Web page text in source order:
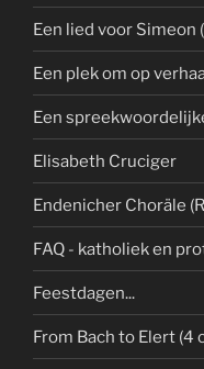
Een lied voor Simeon
Een plek om op
Een
Elisabeth Cruciger
Endenicher Choräle
FAQ - katholiek en
Feestdagen...
From Bach to Elert (4